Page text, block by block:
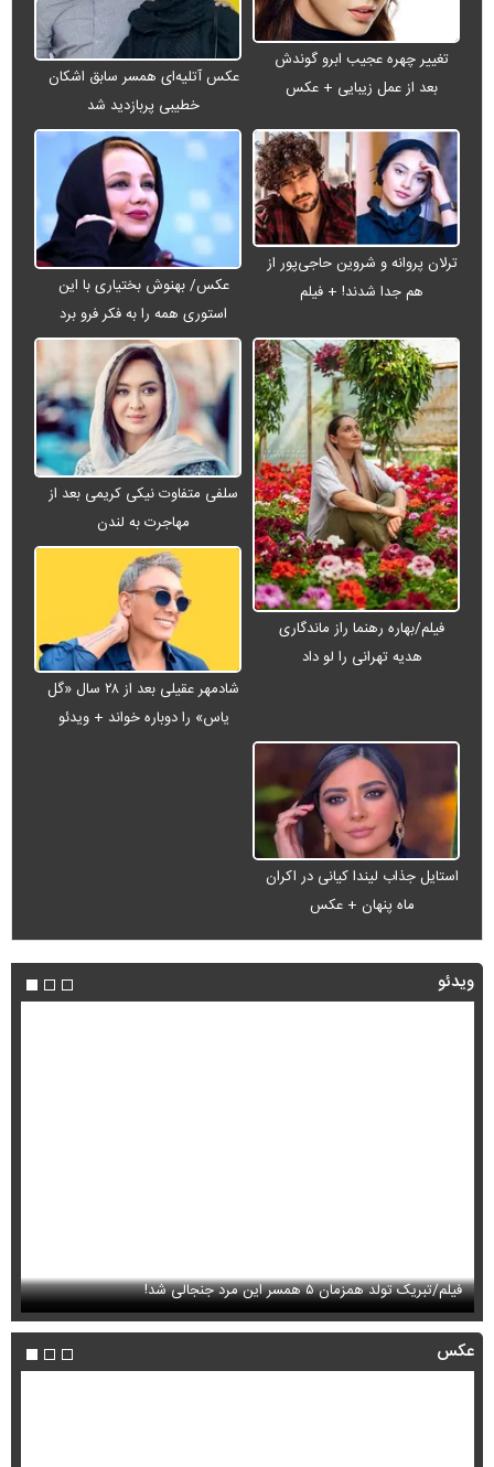
تغییر چهره عجیب ابرو گوندش
بعد از عمل زیبایی + عکس
عکس آتلیه‌ای همسر سابق اشکان
خطیبی پربازدید شد
ترلان پروانه و شروین حاجی‌پور از
هم جدا شدند! + فیلم
عکس/ بهنوش بختیاری با این
استوری همه را به فکر فرو برد
فیلم/بهاره رهنما راز ماندگاری
هدیه تهرانی را لو داد
سلفی متفاوت نیکی کریمی بعد از
مهاجرت به لندن
شادمهر عقیلی بعد از ۲۸ سال «گل
یاس» را دوباره خواند + ویدئو
استایل جذاب لیندا کیانی در اکران
ماه پنهان + عکس
ویدئو
فیلم/تبریک تولد همزمان ۵ همسر این مرد جنجالی شد!
عکس